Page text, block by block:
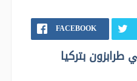
FACEBOOK
بتركيا